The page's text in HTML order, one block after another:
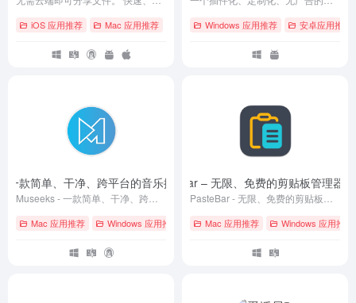
iOS 应用推荐 Mac 应用推荐 # Android # GitHub # iOS
Windows 应用推荐 安卓应用推荐
一款简单、干净、跨平台的音乐播放器- 0.23.1
Mac 应用推荐 Windows 应用推荐 # GitHub # Linux # macOS
PasteBar – 无限、免费的剪贴板管理器
Mac 应用推荐 Windows 应用推荐